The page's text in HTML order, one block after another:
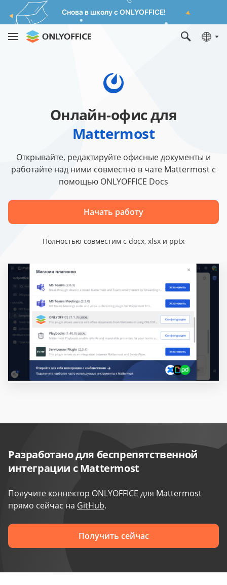
Снова в школу с ONLYOFFICE!
Онлайн-офис для
Mattermost
Открывайте, редактируйте офисные документы и
работайте над ними совместно в чате Mattermost с
помощью ONLYOFFICE Docs
Начать работу
Полностью совместим с docx, xlsx и pptx
Разработано для беспрепятственной
интеграции с Mattermost
Получите коннектор ONLYOFFICE для Mattermost
прямо сейчас на GitHub.
Получить сейчас